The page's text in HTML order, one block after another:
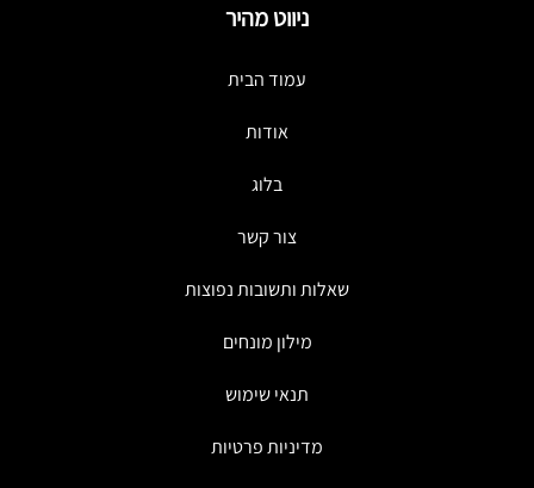
ניווט מהיר
עמוד הבית
אודות
בלוג
צור קשר
שאלות ותשובות נפוצות
מילון מונחים
תנאי שימוש
מדיניות פרטיות